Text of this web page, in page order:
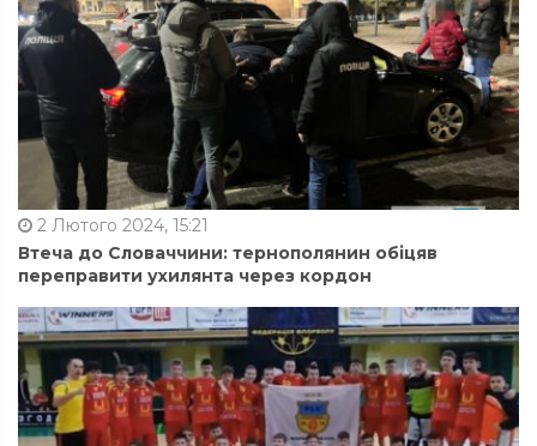
2 Лютого 2024, 15:21
Втеча до Словаччини: тернополянин обіцяв
переправити ухилянта через кордон